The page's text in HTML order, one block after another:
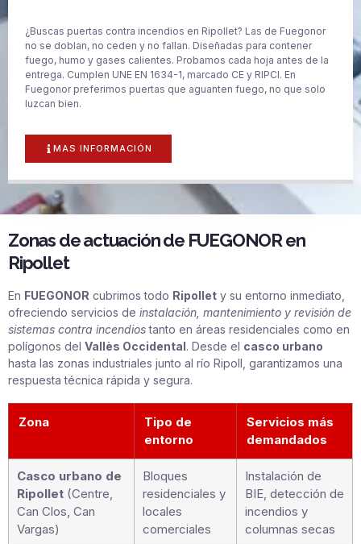
¿Buscas puertas contra incendios en Ripollet? Las de Fuegonor
no se doblan, no ceden y no fallan. Diseñadas para contener
fuego, humo y gases calientes. Probamos cada hoja antes de la
entrega. Cumplen UNE EN 1634-1, marcado CE y RIPCI. En
Fuegonor preferimos puertas que aguanten fuego, no que solo
luzcan bien.
MAS INFORMACIÓN
Zonas de actuación de FUEGONOR en
Ripollet
En FUEGONOR cubrimos todo Ripollet y su entorno inmediato,
ofreciendo servicios de instalación, mantenimiento y revisión de
sistemas contra incendiostanto en áreas residenciales como en
polígonos del Vallès Occidental. Desde el casco urbano
hasta las zonas industriales junto al río Ripoll, garantizamos una
respuesta técnica rápida y segura.
Zona
Tipo de
entorno
Servicios más
demandados
Casco urbano de
Ripollet (Centre,
Can Clos, Can
Vargas)
Bloques
residenciales y
locales
comerciales
Instalación de
BIE, detección de
incendios y
columnas secas